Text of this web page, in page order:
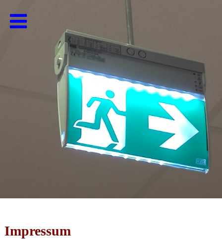
Impressum